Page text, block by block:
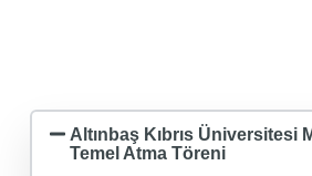
Altınbaş Kıbrıs Üniversitesi
Temel Atma Töreni